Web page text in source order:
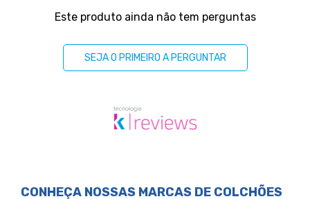
Este produto ainda não tem perguntas
SEJA O PRIMEIRO A PERGUNTAR
CONHEÇA NOSSAS MARCAS DE COLCHÕES